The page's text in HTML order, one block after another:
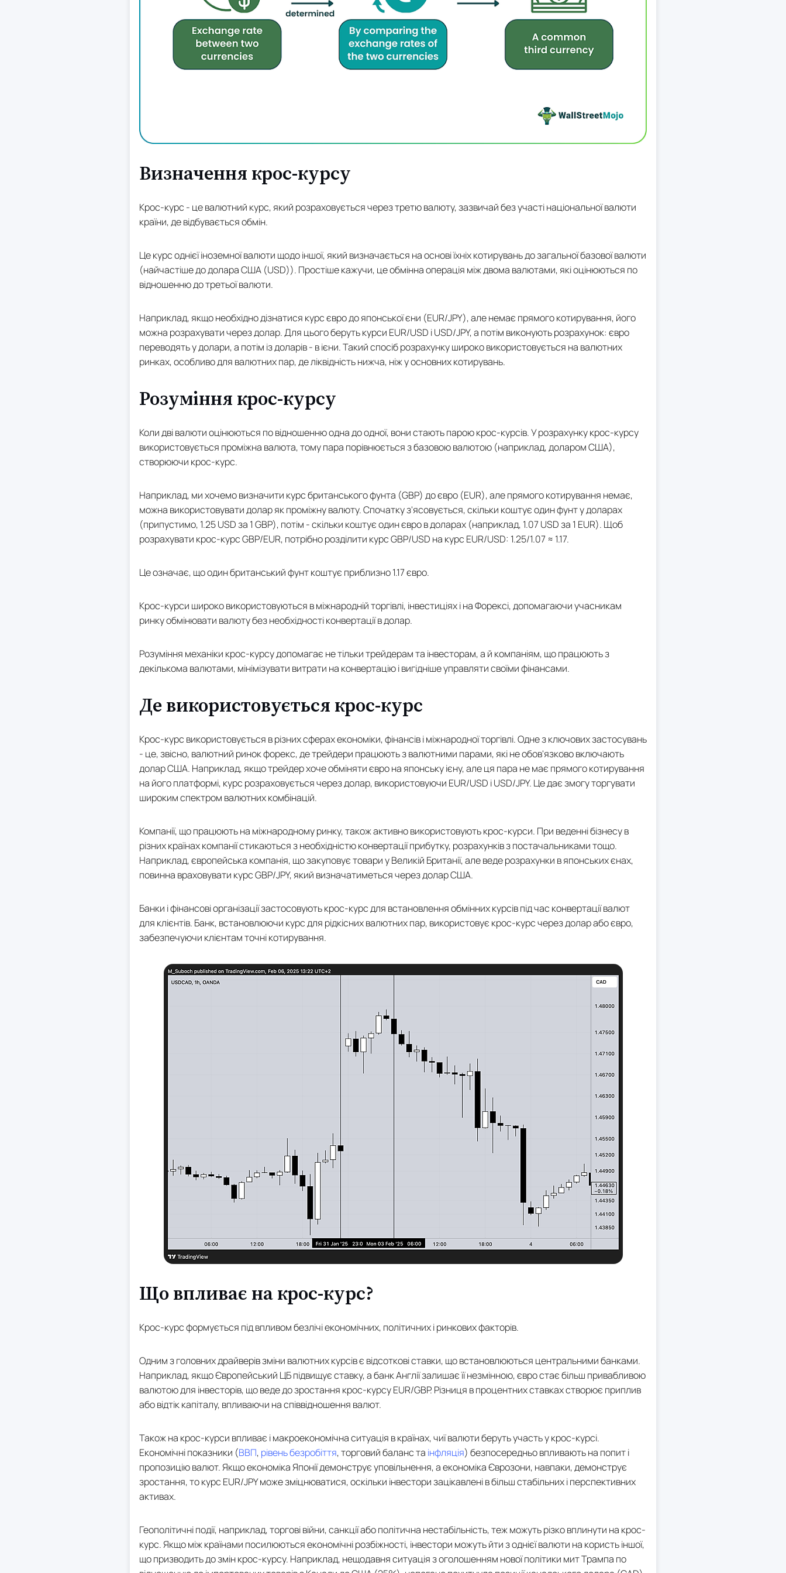
Визначення крос-курсу
Крос-курс - це валютний курс, який розраховується через третю валюту, зазвичай без участі національної валюти
країни, де відбувається обмін.
Це курс однієї іноземної валюти щодо іншої, який визначається на основі їхніх котирувань до загальної базової валюти
(найчастіше до долара США (USD)). Простіше кажучи, це обмінна операція між двома валютами, які оцінюються по
відношенню до третьої валюти.
Наприклад, якщо необхідно дізнатися курс євро до японської єни (EUR/JPY), але немає прямого котирування, його
можна розрахувати через долар. Для цього беруть курси EUR/USD і USD/JPY, а потім виконують розрахунок: євро
переводять у долари, а потім із доларів - в ієни. Такий спосіб розрахунку широко використовується на валютних
ринках, особливо для валютних пар, де ліквідність нижча, ніж у основних котирувань.
Розуміння крос-курсу
Коли дві валюти оцінюються по відношенню одна до одної, вони стають парою крос-курсів. У розрахунку крос-курсу
використовується проміжна валюта, тому пара порівнюється з базовою валютою (наприклад, доларом США),
створюючи крос-курс.
Наприклад, ми хочемо визначити курс британського фунта (GBP) до євро (EUR), але прямого котирування немає,
можна використовувати долар як проміжну валюту. Спочатку з'ясовується, скільки коштує один фунт у доларах
(припустимо, 1.25 USD за 1 GBP), потім - скільки коштує один євро в доларах (наприклад, 1.07 USD за 1 EUR). Щоб
розрахувати крос-курс GBP/EUR, потрібно розділити курс GBP/USD на курс EUR/USD: 1.25/1.07 ≈ 1.17.
Це означає, що один британський фунт коштує приблизно 1.17 євро.
Крос-курси широко використовуються в міжнародній торгівлі, інвестиціях і на Форексі, допомагаючи учасникам
ринку обмінювати валюту без необхідності конвертації в долар.
Розуміння механіки крос-курсу допомагає не тільки трейдерам та інвесторам, а й компаніям, що працюють з
декількома валютами, мінімізувати витрати на конвертацію і вигідніше управляти своїми фінансами.
Де використовується крос-курс
Крос-курс використовується в різних сферах економіки, фінансів і міжнародної торгівлі. Одне з ключових застосувань
- це, звісно, валютний ринок форекс, де трейдери працюють з валютними парами, які не обов'язково включають
долар США. Наприклад, якщо трейдер хоче обміняти євро на японську ієну, але ця пара не має прямого котирування
на його платформі, курс розраховується через долар, використовуючи EUR/USD і USD/JPY. Це дає змогу торгувати
широким спектром валютних комбінацій.
Компанії, що працюють на міжнародному ринку, також активно використовують крос-курси. При веденні бізнесу в
різних країнах компанії стикаються з необхідністю конвертації прибутку, розрахунків з постачальниками тощо.
Наприклад, європейська компанія, що закуповує товари у Великій Британії, але веде розрахунки в японських єнах,
повинна враховувати курс GBP/JPY, який визначатиметься через долар США.
Банки і фінансові організації застосовують крос-курс для встановлення обмінних курсів під час конвертації валют
для клієнтів. Банк, встановлюючи курс для рідкісних валютних пар, використовує крос-курс через долар або євро,
забезпечуючи клієнтам точні котирування.
Що впливає на крос-курс?
Крос-курс формується під впливом безлічі економічних, політичних і ринкових факторів.
Одним з головних драйверів зміни валютних курсів є відсоткові ставки, що встановлюються центральними банками.
Наприклад, якщо Європейський ЦБ підвищує ставку, а банк Англії залишає її незмінною, євро стає більш привабливою
валютою для інвесторів, що веде до зростання крос-курсу EUR/GBP. Різниця в процентних ставках створює приплив
або відтік капіталу, впливаючи на співвідношення валют.
Також на крос-курси впливає і макроекономічна ситуація в країнах, чиї валюти беруть участь у крос-курсі.
Економічні показники (ВВП, рівень безробіття, торговий баланс та інфляція) безпосередньо впливають на попит і
пропозицію валют. Якщо економіка Японії демонструє уповільнення, а економіка Єврозони, навпаки, демонструє
зростання, то курс EUR/JPY може зміцнюватися, оскільки інвестори зацікавлені в більш стабільних і перспективних
активах.
Геополітичні події, наприклад, торгові війни, санкції або політична нестабільність, теж можуть різко вплинути на крос-
курс. Якщо між країнами посилюються економічні розбіжності, інвестори можуть йти з однієї валюти на користь іншої,
що призводить до змін крос-курсу. Наприклад, нещодавня ситуація з оголошенням нової політики мит Трампа по